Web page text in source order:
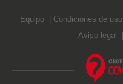
Equipo Condiciones de uso
Aviso legal